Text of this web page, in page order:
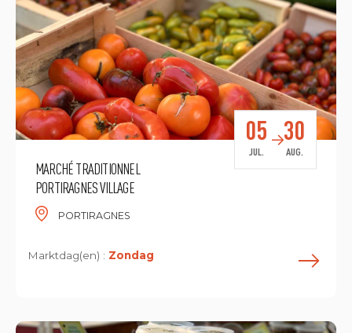
MARCHÉ TRADITIONNEL
PORTIRAGNES VILLAGE
PORTIRAGNES
05
JUL.
30
AUG.
Marktdag(en) : Zondag